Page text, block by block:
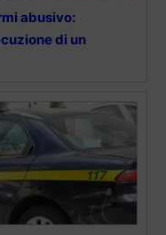
abusivo:
di un